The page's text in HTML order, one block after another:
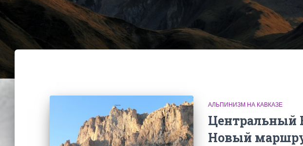
АЛЬПИНИЗМ НА КАВКАЗЕ
Центральный
Новый